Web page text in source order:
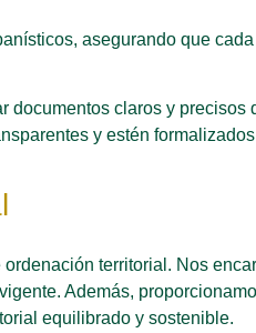
asegurando que cada
documentos claros y precisos
y estén
territorial. Nos
Además,
equilibrado y sostenible.